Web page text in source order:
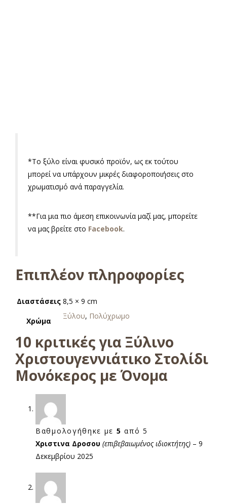
*Το ξύλο είναι φυσικό προϊόν, ως εκ τούτου
μπορεί να υπάρχουν μικρές διαφοροποιήσεις στο
χρωματισμό ανά παραγγελία.
**Για μια πιο άμεση επικοινωνία μαζί μας, μπορείτε
να μας βρείτε στο Facebook.
Επιπλέον πληροφορίες
Διαστάσεις 8,5 × 9 cm
Χρώμα
Ξύλου, Πολύχρωμο
10 κριτικές για Ξύλινο
Χριστουγεννιάτικο Στολίδι
Μονόκερος με Όνομα
Βαθμολογήθηκε με 5 από 5
Χριστινα Δροσου (επιβεβαιωμένος ιδιοκτήτης) – 9
Δεκεμβρίου 2025